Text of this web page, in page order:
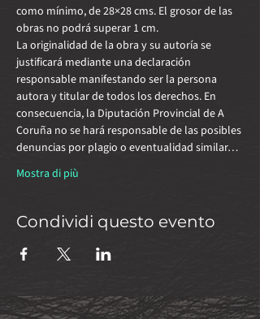
como mínimo, de 28×28 cms. El grosor de las
obras no podrá superar 1 cm.
La originalidad de la obra y su autoría se
justificará mediante una declaración
responsable manifestando ser la persona
autora y titular de todos los derechos. En
consecuencia, la Diputación Provincial de A
Coruña no se hará responsable de las posibles
denuncias por plagio o eventualidad similar…
Mostra di più
Condividi questo evento